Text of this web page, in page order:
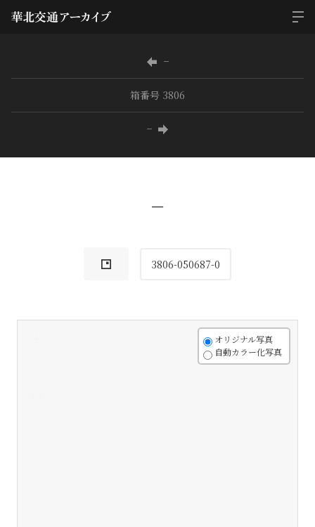
−
箱番号 3806
−
−
3806-050687-0
オリジナル写真
自動カラー化写真